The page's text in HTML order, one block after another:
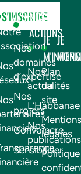
S'INSCRIRE
AVSFNOS
ACTIONS
Nos
domaines
d’expertise
Nos
projets
Convaincre
Sensibiliser
JE
Nos
actualités
L’Habbanae
Nos
publications
JE
Plan
du
site
Mentions
légales